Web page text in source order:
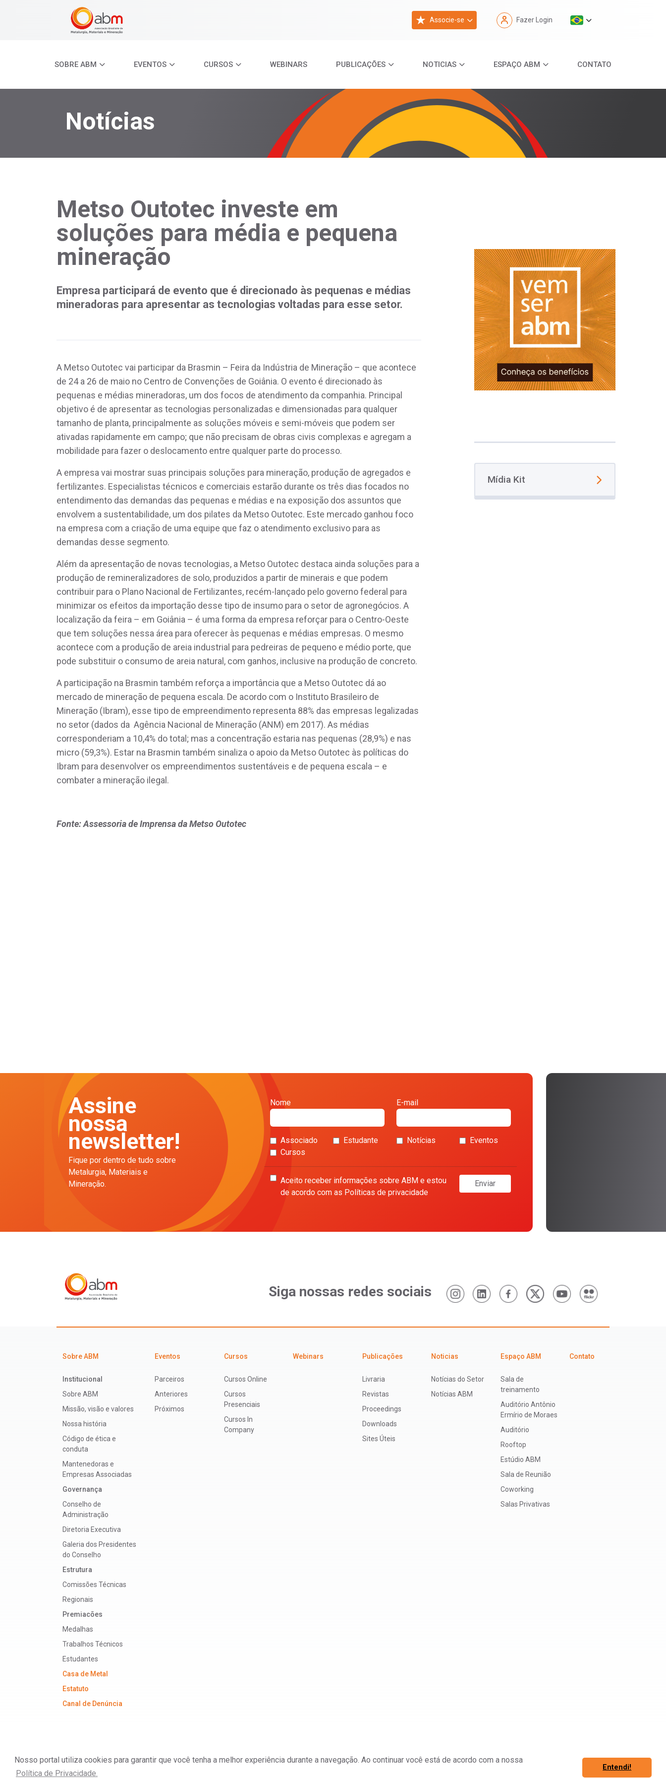
Nosso portal utiliza cookies para garantir que você tenha a melhor experiência durante a navegação. Ao continuar você está de acordo com a nossa
Política de Privacidade.
Entendi!
Associe-se Fazer Login
SOBRE ABM EVENTOS CURSOS WEBINARS PUBLICAÇÕES NOTICIAS ESPAÇO ABM CONTATO
Notícias
Metso Outotec investe em
soluções para média e pequena
mineração
Empresa participará de evento que é direcionado às pequenas e médias
mineradoras para apresentar as tecnologias voltadas para esse setor.
A Metso Outotec vai participar da Brasmin – Feira da Indústria de Mineração – que acontece
de 24 a 26 de maio no Centro de Convenções de Goiânia. O evento é direcionado às
pequenas e médias mineradoras, um dos focos de atendimento da companhia. Principal
objetivo é de apresentar as tecnologias personalizadas e dimensionadas para qualquer
tamanho de planta, principalmente as soluções móveis e semi-móveis que podem ser
ativadas rapidamente em campo; que não precisam de obras civis complexas e agregam a
mobilidade para fazer o deslocamento entre qualquer parte do processo.
A empresa vai mostrar suas principais soluções para mineração, produção de agregados e
fertilizantes. Especialistas técnicos e comerciais estarão durante os três dias focados no
entendimento das demandas das pequenas e médias e na exposição dos assuntos que
envolvem a sustentabilidade, um dos pilates da Metso Outotec. Este mercado ganhou foco
na empresa com a criação de uma equipe que faz o atendimento exclusivo para as
demandas desse segmento.
Além da apresentação de novas tecnologias, a Metso Outotec destaca ainda soluções para a
produção de remineralizadores de solo, produzidos a partir de minerais e que podem
contribuir para o Plano Nacional de Fertilizantes, recém-lançado pelo governo federal para
minimizar os efeitos da importação desse tipo de insumo para o setor de agronegócios. A
localização da feira – em Goiânia – é uma forma da empresa reforçar para o Centro-Oeste
que tem soluções nessa área para oferecer às pequenas e médias empresas. O mesmo
acontece com a produção de areia industrial para pedreiras de pequeno e médio porte, que
pode substituir o consumo de areia natural, com ganhos, inclusive na produção de concreto.
A participação na Brasmin também reforça a importância que a Metso Outotec dá ao
mercado de mineração de pequena escala. De acordo com o Instituto Brasileiro de
Mineração (Ibram), esse tipo de empreendimento representa 88% das empresas legalizadas
no setor (dados da Agência Nacional de Mineração (ANM) em 2017). As médias
corresponderiam a 10,4% do total; mas a concentração estaria nas pequenas (28,9%) e nas
micro (59,3%). Estar na Brasmin também sinaliza o apoio da Metso Outotec às políticas do
Ibram para desenvolver os empreendimentos sustentáveis e de pequena escala – e
combater a mineração ilegal.
Fonte: Assessoria de Imprensa da Metso Outotec
Mídia Kit
Assine
nossa
newsletter!
Fique por dentro de tudo sobre
Metalurgia, Materiais e
Mineração.
Nome E-mail
Associado Estudante Notícias
Eventos
Cursos
Aceito receber informações sobre ABM e estou
de acordo com as Políticas de privacidade
Enviar
Siga nossas redes sociais
Sobre ABM
Institucional
Sobre ABM
Missão, visão e valores
Nossa história
Código de ética e
conduta
Mantenedoras e
Empresas Associadas
Governança
Conselho de
Administração
Diretoria Executiva
Galeria dos Presidentes
do Conselho
Estrutura
Comissões Técnicas
Regionais
Premiacões
Medalhas
Trabalhos Técnicos
Estudantes
Casa de Metal
Estatuto
Canal de Denúncia
Eventos
Parceiros
Anteriores
Próximos
Cursos
Cursos Online
Cursos
Presenciais
Cursos In
Company
Webinars Publicações
Livraria
Revistas
Proceedings
Downloads
Sites Úteis
Noticias
Notícias do Setor
Notícias ABM
Espaço ABM
Sala de
treinamento
Auditório Antônio
Ermírio de Moraes
Auditório
Rooftop
Estúdio ABM
Sala de Reunião
Coworking
Salas Privativas
Contato
ABM - Associação Brasileira de Metalurgia, Materiais e Mineração